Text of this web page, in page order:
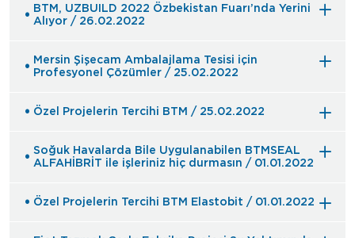
BTM, UZBUILD 2022 Özbekistan Fuarı’nda Yerini
Alıyor / 26.02.2022
Mersin Şişecam Ambalajlama Tesisi için
Profesyonel Çözümler / 25.02.2022
Özel Projelerin Tercihi BTM / 25.02.2022
Soğuk Havalarda Bile Uygulanabilen BTMSEAL
ALFAHİBRİT ile işleriniz hiç durmasın / 01.01.2022
Özel Projelerin Tercihi BTM Elastobit / 01.01.2022